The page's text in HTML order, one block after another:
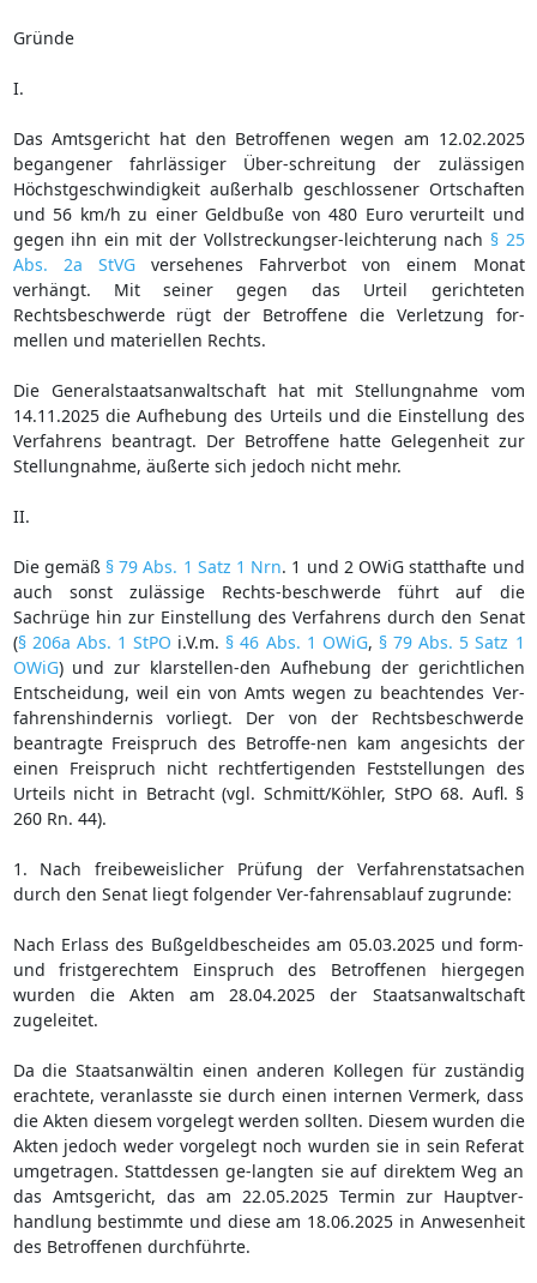
Gründe
I.
Das Amtsgericht hat den Betroffenen wegen am 12.02.2025
begangener fahrlässiger Über-schreitung der zulässigen
Höchstgeschwindigkeit außerhalb geschlossener Ortschaften
und 56 km/h zu einer Geldbuße von 480 Euro verurteilt und
gegen ihn ein mit der Vollstreckungser-leichterung nach § 25
Abs. 2a StVGversehenes Fahrverbot von einem Monat
verhängt. Mit seiner gegen das Urteil gerichteten
Rechtsbeschwerde rügt der Betroffene die Verletzung for-
mellen und materiellen Rechts.
Die Generalstaatsanwaltschaft hat mit Stellungnahme vom
14.11.2025 die Aufhebung des Urteils und die Einstellung des
Verfahrens beantragt. Der Betroffene hatte Gelegenheit zur
Stellungnahme, äußerte sich jedoch nicht mehr.
II.
Die gemäß § 79 Abs. 1 Satz 1 Nrn. 1 und 2 OWiG statthafte und
auch sonst zulässige Rechts-beschwerde führt auf die
Sachrüge hin zur Einstellung des Verfahrens durch den Senat
(§ 206a Abs. 1 StPO i.V.m. § 46 Abs. 1 OWiG, § 79 Abs. 5 Satz 1
OWiG) und zur klarstellen-den Aufhebung der gerichtlichen
Entscheidung, weil ein von Amts wegen zu beachtendes Ver-
fahrenshindernis vorliegt. Der von der Rechtsbeschwerde
beantragte Freispruch des Betroffe-nen kam angesichts der
einen Freispruch nicht rechtfertigenden Feststellungen des
Urteils nicht in Betracht (vgl. Schmitt/Köhler, StPO 68. Aufl. §
260 Rn. 44).
1. Nach freibeweislicher Prüfung der Verfahrenstatsachen
durch den Senat liegt folgender Ver-fahrensablauf zugrunde:
Nach Erlass des Bußgeldbescheides am 05.03.2025 und form-
und fristgerechtem Einspruch des Betroffenen hiergegen
wurden die Akten am 28.04.2025 der Staatsanwaltschaft
zugeleitet.
Da die Staatsanwältin einen anderen Kollegen für zuständig
erachtete, veranlasste sie durch einen internen Vermerk, dass
die Akten diesem vorgelegt werden sollten. Diesem wurden die
Akten jedoch weder vorgelegt noch wurden sie in sein Referat
umgetragen. Stattdessen ge-langten sie auf direktem Weg an
das Amtsgericht, das am 22.05.2025 Termin zur Hauptver-
handlung bestimmte und diese am 18.06.2025 in Anwesenheit
des Betroffenen durchführte.